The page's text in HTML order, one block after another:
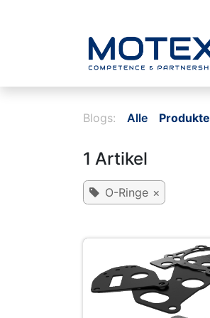
Blogs: Alle Produkte
1 Artikel
O-Ringe ×